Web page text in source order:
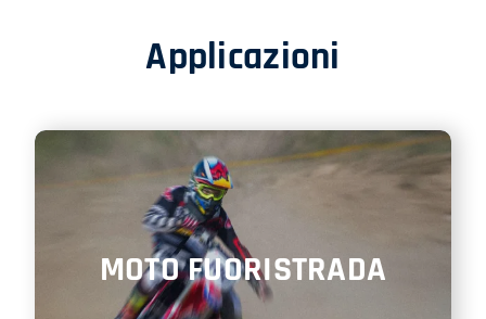
LAVORA CON NOI
SHOP
Applicazioni
MOTO FUORISTRADA